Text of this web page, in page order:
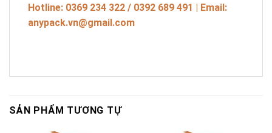
Hotline: 0369 234 322 / 0392 689 491 | Email:
anypack.vn@gmail.com
SẢN PHẨM TƯƠNG TỰ